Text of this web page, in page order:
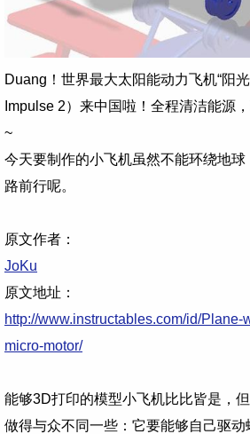
Duang！ 世界最大太阳能动力飞机“阳
Impulse 2）来中国啦！全程清洁能源
~
今天要制作的小飞机虽然不能环绕地
路前行呢。
原文作者：
JoKu
原文地址：
http://www.instructables.com/id/Plane-
micro-motor/
能够3D打印的模型小飞机比比皆是，
做得与众不同一些：它要能够自己驱动